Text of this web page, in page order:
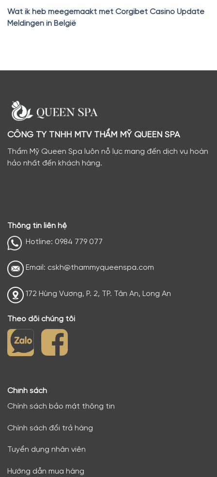
Wat ik heb meegemaakt met Corgibet Casino Update
Meldingen in België
CÔNG TY TNHH MTV THẨM MỸ QUEEN SPA
Thẩm Mỹ Queen Spa luôn nỗ lực mang đến dịch vụ hoàn
hảo nhất đến khách hàng.
Thông tin liên hệ
Hotline: 0984 779 077
Email: cskh@thammyqueenspa.com
172 Hùng Vương, P. 2, TP. Tân An, Long An
Theo dõi chúng tôi
Chính sách
Chính sách bảo mật thông tin
Chính sách đổi trả hàng
Tuyển dụng nhân viên
Hướng dẫn mua hàng